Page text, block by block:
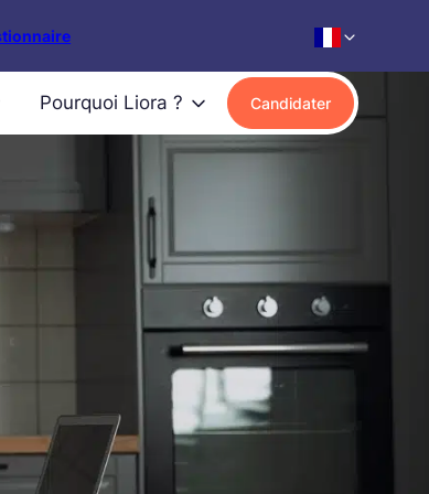
Pourquoi Liora ? Candidater